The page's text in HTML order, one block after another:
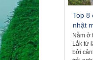
Top 8
nhật
Nằm ở
Lắk từ
bởi